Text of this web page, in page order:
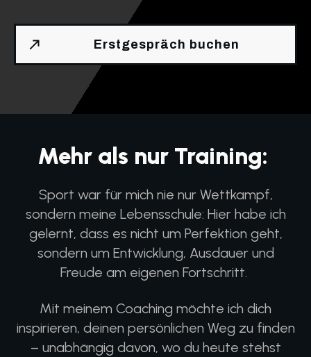
Erstgespräch buchen
Mehr als nur Training:
Sport war für mich nie nur Wettkampf,
sondern meine Lebensschule: Hier habe ich
gelernt, dass es nicht um Perfektion geht,
sondern um Entwicklung, Ausdauer und
Freude am eigenen Fortschritt.
Mit meinem Coaching möchte ich dich
inspirieren, deinen persönlichen Weg zu finden
– unabhängig davon, wo du heute stehst